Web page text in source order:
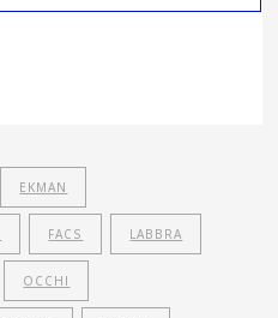
EKMAN
FACS LABBRA
OCCHI